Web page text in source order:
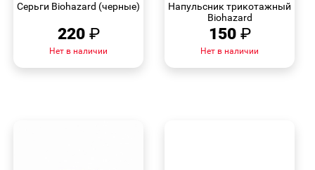
Серьги Biohazard (черные)
220 ₽
Нет в наличии
Напульсник трикотажный
Biohazard
150 ₽
Нет в наличии